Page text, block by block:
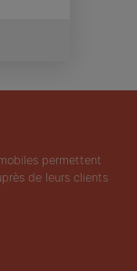
permettent
de leurs clients